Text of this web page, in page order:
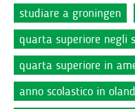
studiare a groningen
quarta superiore negli
quarta superiore in
anno scolastico in